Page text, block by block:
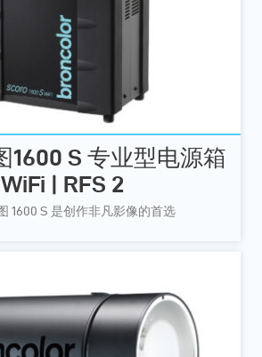
1600 S 专业型电源箱
WiFi | RFS 2
1600 S 是创作非凡影像的首选